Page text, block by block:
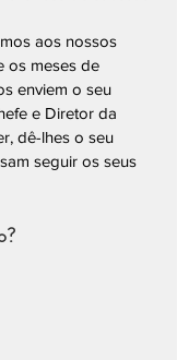
aos nossos
os meses de
enviem o seu
e Diretor da
dê-lhes o seu
seguir os seus